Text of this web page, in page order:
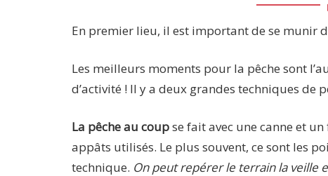
En premier lieu, il est important de se munir
Les meilleurs moments pour la pêche sont
d’activité ! Il y a deux grandes techniques de
La pêche au coupse fait avec une canne et
appâts utilisés. Le plus souvent, ce sont les
technique. On peut repérer le terrain la veille